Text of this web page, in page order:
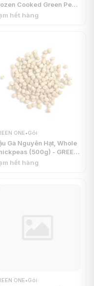
Cooked Green Peas
- GREEN ONE
hết hàng
ONE•Gói
Gà Nguyên Hạt, Whole
(500g) - GREEN
hết hàng
ONE•Gói